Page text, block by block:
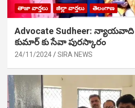
తాజా వార్తలు జిల్లా వార్తలు తెలంగాణ
Advocate Sudheer: న్యాయవాది
కుమార్ కు సేవా పురస్కారం
24/11/2024 SIRA NEWS